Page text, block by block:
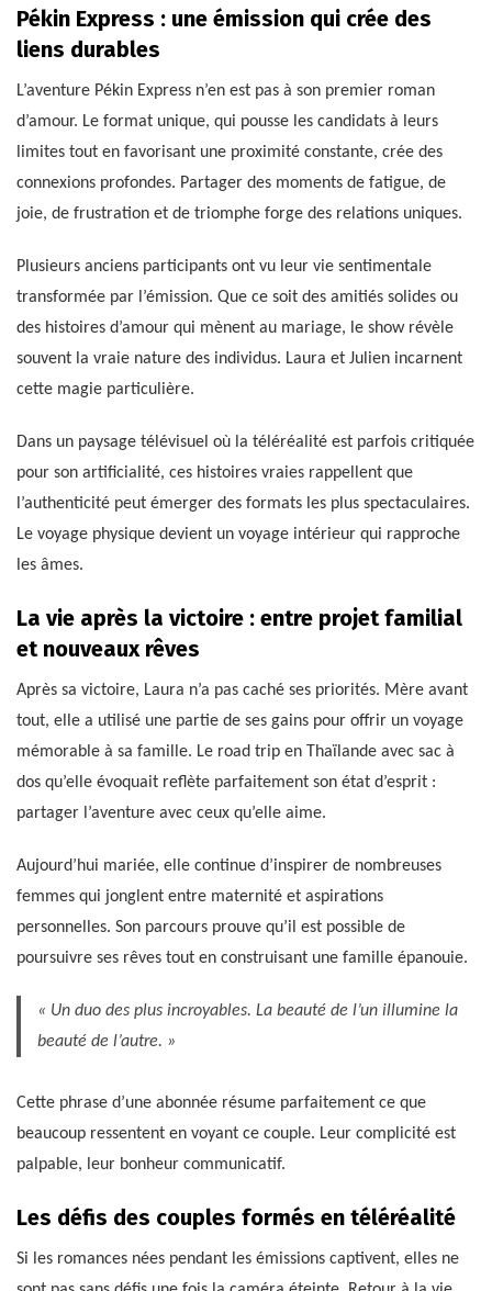
Pékin Express : une émission qui crée des
liens durables
L’aventure Pékin Express n’en est pas à son premier roman
d’amour. Le format unique, qui pousse les candidats à leurs
limites tout en favorisant une proximité constante, crée des
connexions profondes. Partager des moments de fatigue, de
joie, de frustration et de triomphe forge des relations uniques.
Plusieurs anciens participants ont vu leur vie sentimentale
transformée par l’émission. Que ce soit des amitiés solides ou
des histoires d’amour qui mènent au mariage, le show révèle
souvent la vraie nature des individus. Laura et Julien incarnent
cette magie particulière.
Dans un paysage télévisuel où la téléréalité est parfois critiquée
pour son artificialité, ces histoires vraies rappellent que
l’authenticité peut émerger des formats les plus spectaculaires.
Le voyage physique devient un voyage intérieur qui rapproche
les âmes.
La vie après la victoire : entre projet familial
et nouveaux rêves
Après sa victoire, Laura n’a pas caché ses priorités. Mère avant
tout, elle a utilisé une partie de ses gains pour offrir un voyage
mémorable à sa famille. Le road trip en Thaïlande avec sac à
dos qu’elle évoquait reflète parfaitement son état d’esprit :
partager l’aventure avec ceux qu’elle aime.
Aujourd’hui mariée, elle continue d’inspirer de nombreuses
femmes qui jonglent entre maternité et aspirations
personnelles. Son parcours prouve qu’il est possible de
poursuivre ses rêves tout en construisant une famille épanouie.
« Un duo des plus incroyables. La beauté de l’un illumine la
beauté de l’autre. »
Cette phrase d’une abonnée résume parfaitement ce que
beaucoup ressentent en voyant ce couple. Leur complicité est
palpable, leur bonheur communicatif.
Les défis des couples formés en téléréalité
Si les romances nées pendant les émissions captivent, elles ne